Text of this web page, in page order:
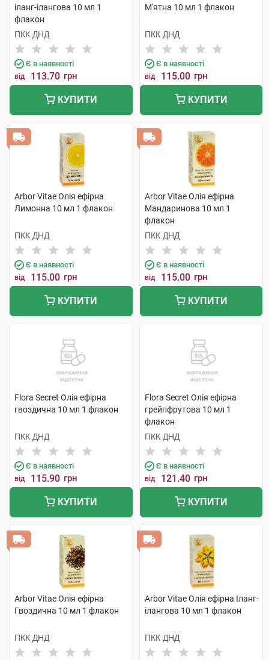
іланг-ілангова 10 мл 1
флакон
ПКК ДНД
Є в наявності
від 113.70 грн
КУПИТИ
М'ятна 10 мл 1 флакон
ПКК ДНД
Є в наявності
від 115.00 грн
КУПИТИ
Arbor Vitae Олія ефірна
Лимонна 10 мл 1 флакон
ПКК ДНД
Є в наявності
від 115.00 грн
КУПИТИ
Arbor Vitae Олія ефірна
Мандаринова 10 мл 1
флакон
ПКК ДНД
Є в наявності
від 115.00 грн
КУПИТИ
Flora Secret Олія ефірна
гвоздична 10 мл 1 флакон
ПКК ДНД
Є в наявності
від 115.90 грн
КУПИТИ
Flora Secret Олія ефірна
грейпфрутова 10 мл 1
флакон
ПКК ДНД
Є в наявності
від 121.40 грн
КУПИТИ
Arbor Vitae Олія ефірна
Гвоздична 10 мл 1 флакон
ПКК ДНД
Arbor Vitae Олія ефірна Іланг-
ілангова 10 мл 1 флакон
ПКК ДНД